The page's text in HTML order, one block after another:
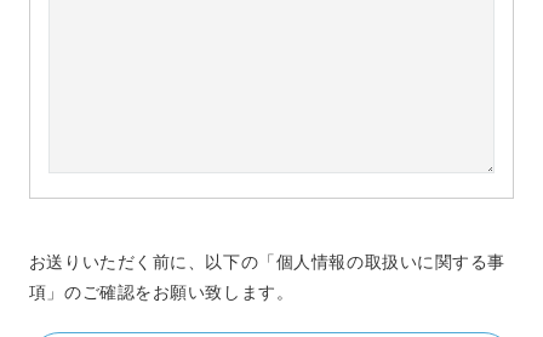
お送りいただく前に、以下の「個人情報の取扱いに関する事
項」のご確認をお願い致します。